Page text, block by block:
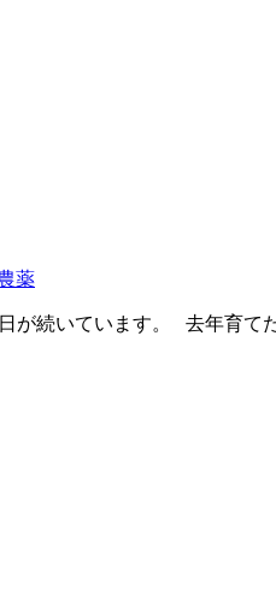
薬
が続いています。 去年育